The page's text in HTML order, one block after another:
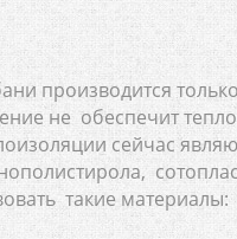
производится
не обеспечит
сейчас
такие